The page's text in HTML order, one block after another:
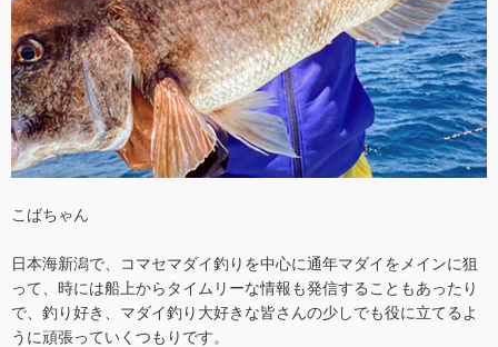
こばちゃん
日本海新潟で、コマセマダイ釣りを中心に通年マダイをメインに狙
って、時には船上からタイムリーな情報も発信することもあったり
で、釣り好き、マダイ釣り大好きな皆さんの少しでも役に立てるよ
うに頑張っていくつもりです。